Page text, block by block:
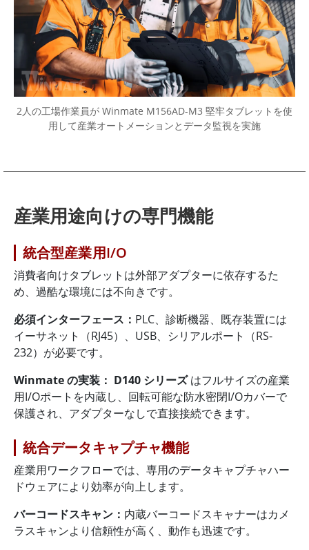
2人の工場作業員が Winmate M156AD-M3 堅牢タブレットを使
用して産業オートメーションとデータ監視を実施
産業用途向けの専門機能
統合型産業用I/O
消費者向けタブレットは外部アダプターに依存するた
め、過酷な環境には不向きです。
必須インターフェース： PLC、診断機器、既存装置には
イーサネット（RJ45）、USB、シリアルポート（RS-
232）が必要です。
Winmate の実装： D140 シリーズはフルサイズの産業
用I/Oポートを内蔵し、回転可能な防水密閉I/Oカバーで
保護され、アダプターなしで直接接続できます。
統合データキャプチャ機能
産業用ワークフローでは、専用のデータキャプチャハー
ドウェアにより効率が向上します。
バーコードスキャン： 内蔵バーコードスキャナーはカメ
ラスキャンより信頼性が高く、動作も迅速です。